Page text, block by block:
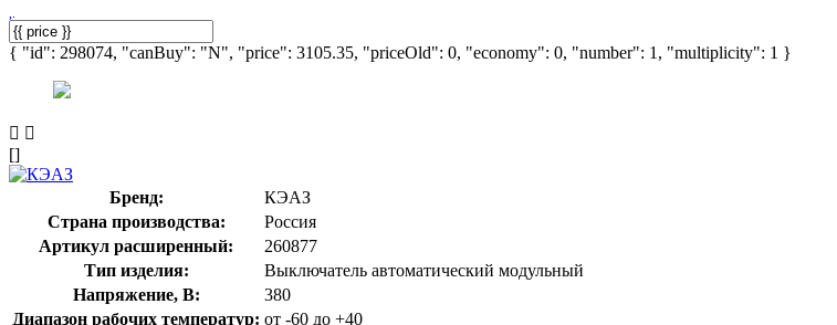
{ "id": 298074, "canBuy": "N", "price": 3105.35, "priceOld": 0, "economy": 0, "number": 1, "multiplicity": 1 }
[]
Бренд:
КЭАЗ
Страна производства:
Россия
Артикул расширенный:
260877
Тип изделия:
Выключатель автоматический модульный
Напряжение, В:
380
Диапазон рабочих температур: от -60 до +40